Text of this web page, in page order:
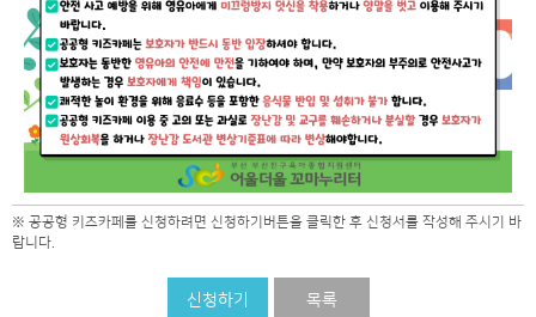
※ 공공형 키즈카페를 신청하려면 신청하기버튼을 클릭한 후 신청서를 작성해 주시기 바
랍니다.
신청하기 목록